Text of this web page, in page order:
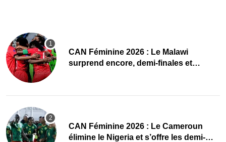
CAN Féminine 2026 : Le Malawi
surprend encore, demi-finales et
CAN Féminine 2026 : Le Cameroun
élimine le Nigeria et s’offre les demi-